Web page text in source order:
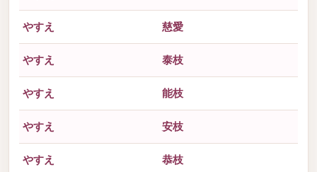
やすえ 慈愛
やすえ 泰枝
やすえ 能枝
やすえ 安枝
やすえ 恭枝